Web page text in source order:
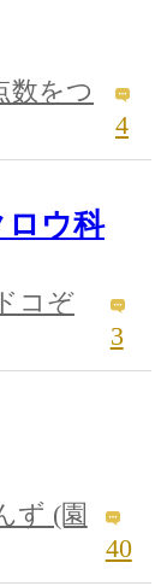
数をつ
4
ロウ科
コぞ
3
ず (園
40